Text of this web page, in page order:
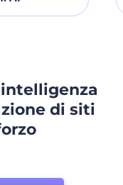
di siti